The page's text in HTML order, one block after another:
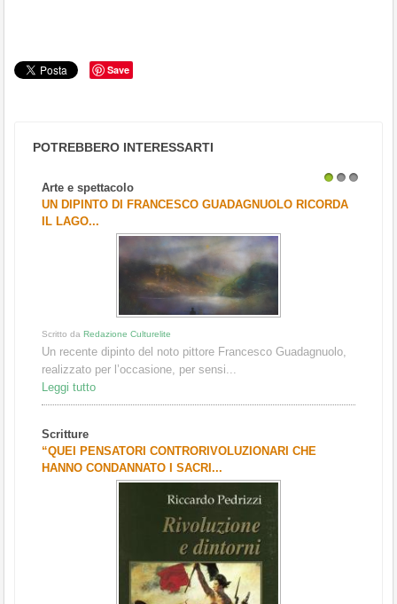
Save
POTREBBERO INTERESSARTI
Arte e spettacolo
UN DIPINTO DI FRANCESCO GUADAGNUOLO RICORDA
IL LAGO...
Scritto da Redazione Culturelite
Un recente dipinto del noto pittore Francesco Guadagnuolo,
realizzato per l’occasione, per sensi...
Leggi tutto
Scritture
“QUEI PENSATORI CONTRORIVOLUZIONARI CHE
HANNO CONDANNATO I SACRI...